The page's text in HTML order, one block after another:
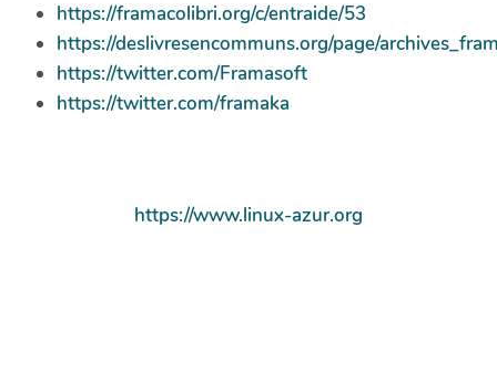
https://framacolibri.org/c/entraide/53
https://deslivresencommuns.org/page/
https://twitter.com/Framasoft
https://twitter.com/framaka
https://www.linux-azur.org